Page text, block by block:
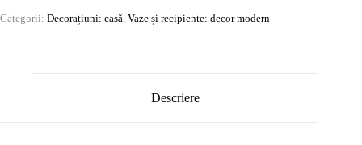
Categorii: Decorațiuni: casă, Vaze și recipiente: decor modern
Descriere